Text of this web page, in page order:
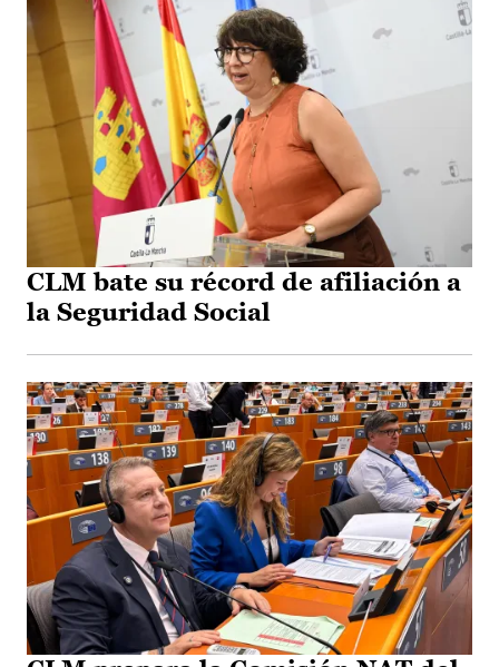
CLM bate su récord de afiliación a
la Seguridad Social